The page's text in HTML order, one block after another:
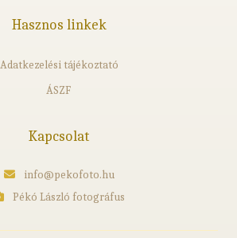
Hasznos linkek
Adatkezelési tájékoztató
ÁSZF
Kapcsolat
info@pekofoto.hu
Pékó László fotográfus